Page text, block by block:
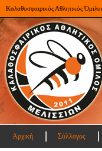
Καλαθοσφαιρικός Αθλητικός
Αρχική Σύλλογος